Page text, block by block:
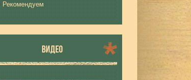
Рекомендуем
ВИДЕО